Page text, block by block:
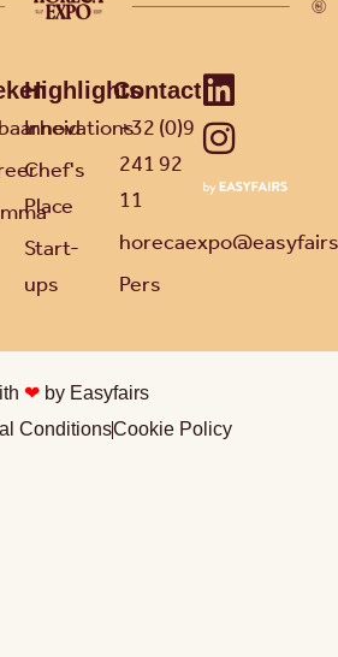
Highlights
Innovations
Chef's
Place
Start-
ups
Contact
+32 (0)9
241 92
11
Pers
❤ by Easyfairs
ConditionsCookie Policy